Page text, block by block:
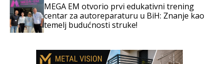
MEGA EM otvorio prvi edukativni trening
centar za autoreparaturu u BiH: Znanje kao
temelj budućnosti struke!